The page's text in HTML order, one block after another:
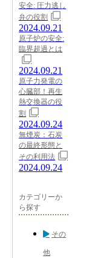
安全: 圧力逃し
弁の役割
2024.09.21
原子炉の安全:
臨界超過とは
2024.09.21
原子力発電の
心臓部！再生
熱交換器の役
割
2024.09.24
無煙炭：石炭
の最終形態と
その利用法
2024.09.24
カテゴリーか
ら探す
その
他